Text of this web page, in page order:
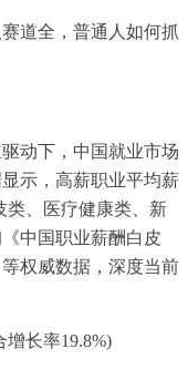
道全，普通人如何抓
动下，中国就业市场
示，高薪职业平均薪
类、医疗健康类、新
中国职业薪酬白皮
权威数据，深度当前
长率19.8%)